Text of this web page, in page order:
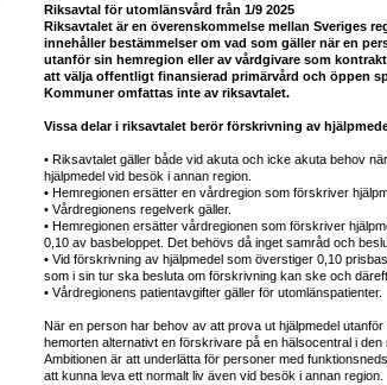
Riksavtal för utomlänsvård från 1/9 2025
Riksavtalet är en överenskommelse mellan Sveriges
innehåller bestämmelser om vad som gäller när en
utanför sin hemregion eller av vårdgivare som
att välja offentligt finansierad primärvård och öppen
Kommuner omfattas inte av riksavtalet.
Vissa delar i riksavtalet berör förskrivning av
• Riksavtalet gäller både vid akuta och icke akuta behov
hjälpmedel vid besök i annan region.
• Hemregionen ersätter en vårdregion som förskriver
• Vårdregionens regelverk gäller.
• Hemregionen ersätter vårdregionen som förskriver
0,10 av basbeloppet. Det behövs då inget samråd och
• Vid förskrivning av hjälpmedel som överstiger 0,10
som i sin tur ska besluta om förskrivning kan ske och
• Vårdregionens patientavgifter gäller för utomlänspatienter.
När en person har behov av att prova ut hjälpmedel
hemorten alternativt en förskrivare på en hälsocentral i den
Ambitionen är att underlätta för personer med
att kunna leva ett normalt liv även vid besök i annan region.